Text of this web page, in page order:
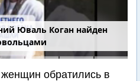
Юваль Коган найден
обратились в